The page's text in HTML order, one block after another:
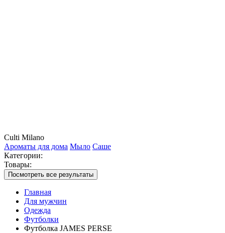
Culti Milano
Ароматы для дома Мыло Саше
Категории:
Товары:
Посмотреть все результаты
Главная
Для мужчин
Одежда
Футболки
Футболка JAMES PERSE